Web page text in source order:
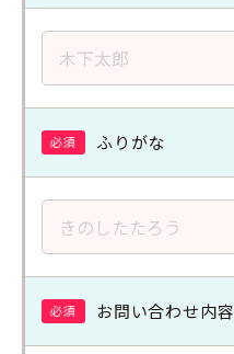
ふりがな
必須
お問い合わせ内容
必須